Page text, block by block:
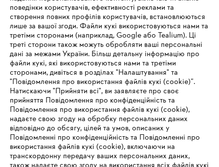
#STIHL
Про компанію STIHL
Запитання та відповіді
поведінки користувачів, ефективності реклами та
створення повних профілів користувачів, встановлюються
лише за вашої згоди. Файли кукі використовуються нами та
третіми сторонами (наприклад, Google або Tealium). Ці
треті сторони також можуть обробляти ваші персональні
дані за межами України. Більш детальну інформацію про
файли кукі, які використовуються нами та третіми
сторонами, дивіться в розділах "Налаштування" та
"Повідомлення про використання файлів кукі (cookie)”.
Натискаючи "Прийняти всі", ви заявляєте про своє
прийняття Повідомлення про конфіденційність та
Повідомлення про використання файлів кукі (cookie),
надаєте свою згоду на обробку персональних даних
відповідно до обсягу, цілей та умов, описаних у
Повідомленні про конфіденційність та Повідомленні про
використання файлів кукі (cookie), включаючи на
транскордонну передачу ваших персональних даних,